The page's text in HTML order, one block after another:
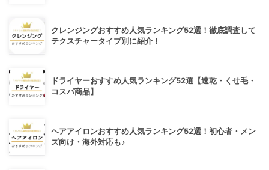
クレンジングおすすめ人気ランキング52選！徹底調査して
テクスチャータイプ別に紹介！
ドライヤーおすすめ人気ランキング52選【速乾・くせ毛・
コスパ商品】
ヘアアイロンおすすめ人気ランキング52選！初心者・メン
ズ向け・海外対応も♪